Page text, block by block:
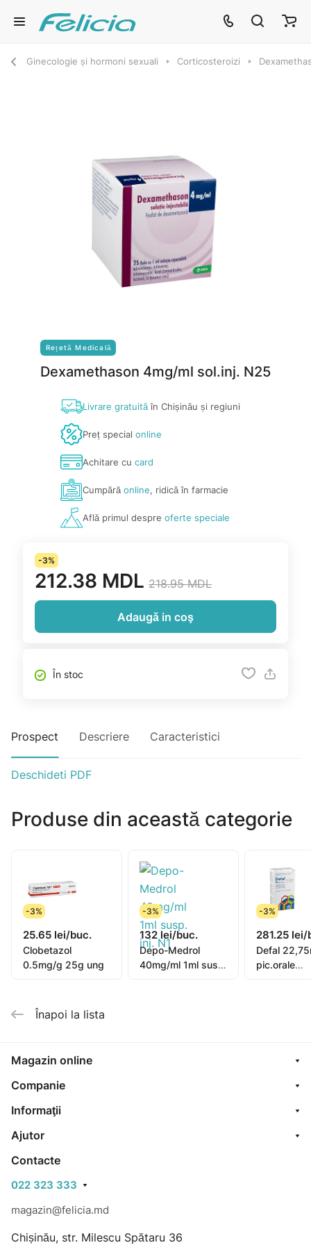
Ginecologie și hormoni sexuali Corticosteroizi
Rețetă Medicală
Dexamethason 4mg/ml sol.inj. N25
Livrare gratuităîn Chișinău și regiuni
Preț special online
Achitare cu card
Cumpărăonline, ridică în farmacie
Află primul despre oferte speciale
-3%
212.38 MDL 218.95 MDL
Adaugă in coş
În stoc
Prospect Descriere Caracteristici
Deschideti PDF
Produse din această categorie
-3%
25.65 lei/buc.
Clobetazol
0.5mg/g 25g ung
-3%
132 lei/buc.
Depo-Medrol
40mg/ml 1ml susp.
-3%
281.25 lei/
Defal
pic.orale
Înapoi la lista
Magazin online
Companie
Informaţii
Ajutor
Contacte
022 323 333
magazin@felicia.md
Chișinău, str. Milescu Spătaru 36